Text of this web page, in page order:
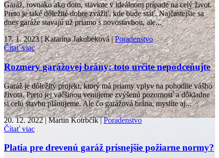
Garáž, rovnako ako dom, staviate v ideálnom prípade na celý život.
Preto je také dôležité dobre zvážiť, kde bude stáť. Najčastejšie sa
dnes garáže stavajú už priamo s novostavbou, ale...
17. 1. 2023 | Katarína Jakubeková |Poradenstvo
Čítať viac
Rozmery garážovej brány: toto určite nepodceňujte
Garáž je dôležitý projekt, ktorý má priamy vplyv na pohodlie vášho
života. Preto jej väčšinou venujeme zvýšenú pozornosť a dôkladne
si celú stavbu plánujeme. Ale čo garážová brána, myslíte aj...
20. 12. 2022 | Martin Kotrbčík |Poradenstvo
Čítať viac
Platia pre drevenú garáž prísnejšie požiarne normy?